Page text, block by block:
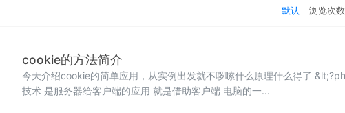
默认 浏览次数
cookie的方法简介
今天介绍cookie的简单应用，从实例出发就不啰嗦什么原理什么得了 &lt;?php /*cookie
技术 是服务器给客户端的应用 就是借助客户端 电脑的一...